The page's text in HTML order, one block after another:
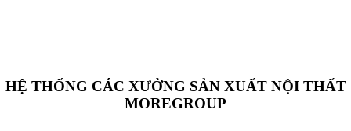
HỆ THỐNG CÁC XƯỞNG SẢN XUẤT NỘI THẤT
MOREGROUP